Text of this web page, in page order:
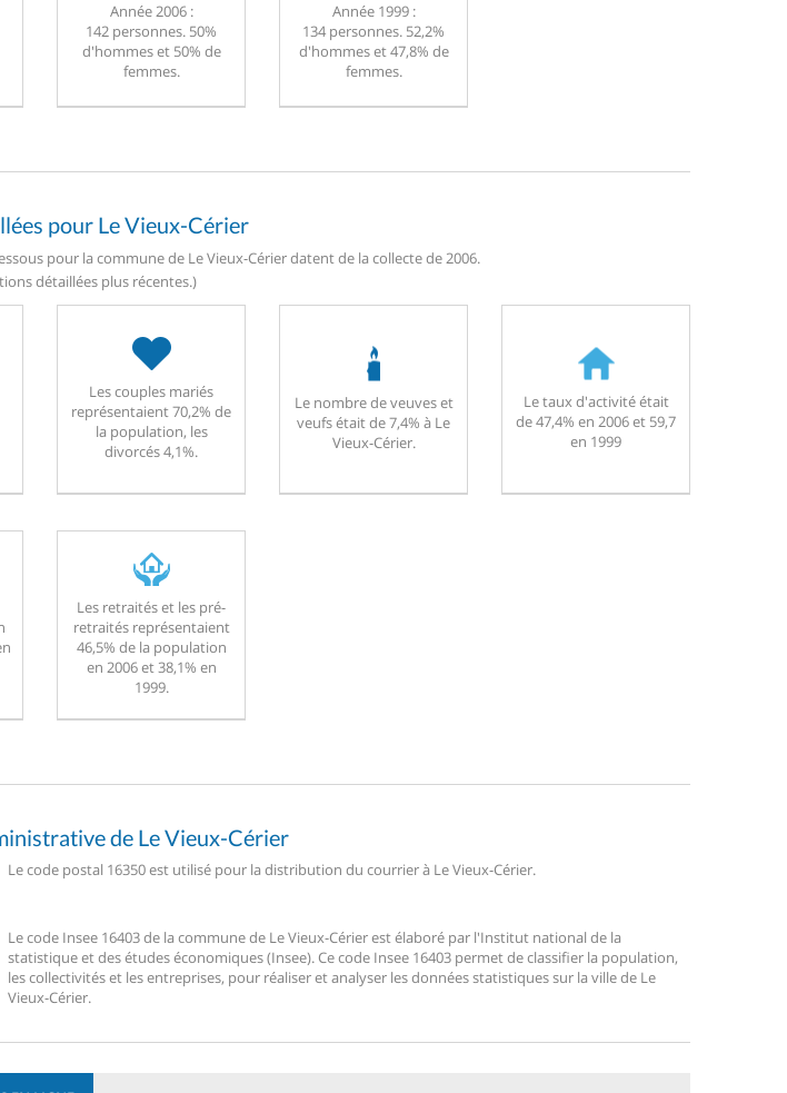
Année 2006 :
142 personnes. 50%
d'hommes et 50% de
femmes.
Année 1999 :
134 personnes. 52,2%
d'hommes et 47,8% de
femmes.
pour Le Vieux-Cérier
pour la commune de Le Vieux-Cérier datent de la collecte de 2006.
détaillées plus récentes.)
Les couples mariés
représentaient 70,2% de
la population, les
divorcés 4,1%.
Le nombre de veuves et
veufs était de 7,4% à Le
Vieux-Cérier.
Le taux d'activité était
de 47,4% en 2006 et 59,7
en 1999
Les retraités et les pré-
retraités représentaient
46,5% de la population
en 2006 et 38,1% en
1999.
de Le Vieux-Cérier
Le code postal 16350 est utilisé pour la distribution du courrier à Le Vieux-Cérier.
Le code Insee 16403 de la commune de Le Vieux-Cérier est élaboré par l'Institut national de la
statistique et des études économiques (Insee). Ce code Insee 16403 permet de classifier la population,
les collectivités et les entreprises, pour réaliser et analyser les données statistiques sur la ville de Le
Vieux-Cérier.